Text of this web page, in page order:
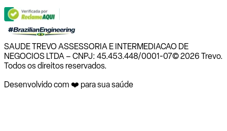
SAUDE TREVO ASSESSORIA E INTERMEDIACAO DE
NEGOCIOS LTDA – CNPJ: 45.453.448/0001-07© 2026 Trevo.
Todos os direitos reservados.
Desenvolvido com ❤️ para sua saúde